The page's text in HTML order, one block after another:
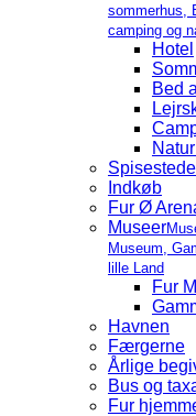
sommerhus,
camping og
Hotel
Bed
Indkøb
Fur Ø
Museer
Museum,
lille Land
Fur
Havnen
Færgerne
Årlige
Bus og
Fur